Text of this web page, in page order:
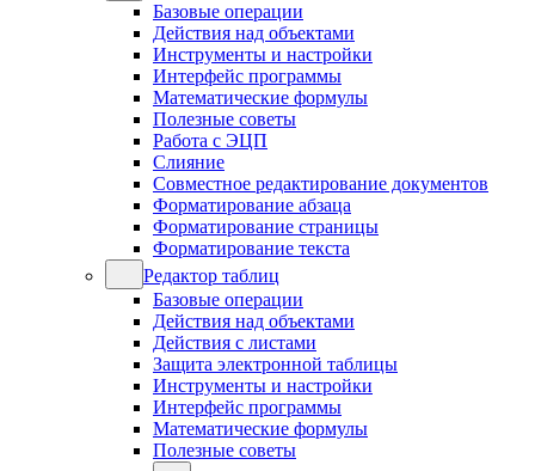
Базовые операции
Действия над объектами
Инструменты и настройки
Интерфейс программы
Математические формулы
Полезные советы
Работа с ЭЦП
Слияние
Совместное редактирование документов
Форматирование абзаца
Форматирование страницы
Форматирование текста
Редактор таблиц
Базовые операции
Действия над объектами
Действия с листами
Защита электронной таблицы
Инструменты и настройки
Интерфейс программы
Математические формулы
Полезные советы